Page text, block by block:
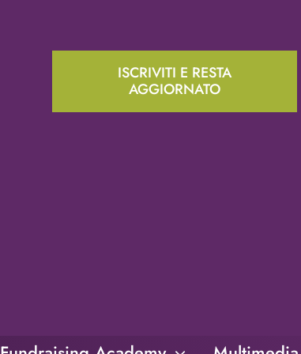
ISCRIVITI E RESTA
AGGIORNATO